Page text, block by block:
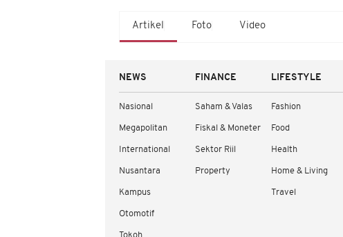
Artikel Foto Video
NEWS
Nasional
Megapolitan
International
Nusantara
Kampus
Otomotif
FINANCE
Saham & Valas
Fiskal & Moneter
Sektor Riil
Property
LIFESTYLE
Fashion
Food
Health
Home & Living
Travel